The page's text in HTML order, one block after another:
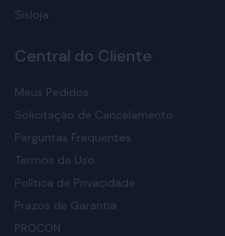
Sisloja
Central do Cliente
Meus Pedidos
Solicitação de Cancelamento
Perguntas Frequentes
Termos de Uso
Política de Privacidade
Prazos de Garantia
PROCON